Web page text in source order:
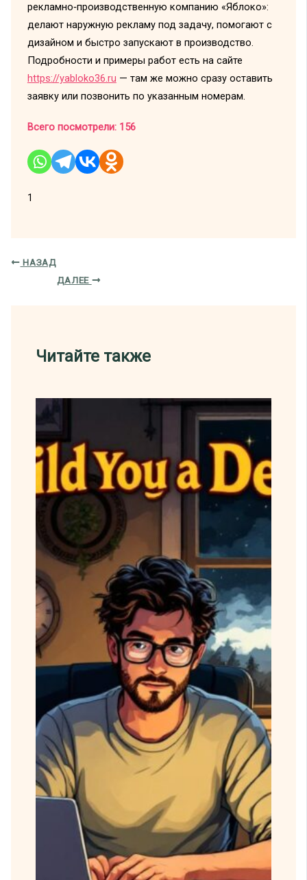
рекламно‑производственную компанию «Яблоко»:
делают наружную рекламу под задачу, помогают с
дизайном и быстро запускают в производство.
Подробности и примеры работ есть на сайте
https://yabloko36.ru — там же можно сразу оставить
заявку или позвонить по указанным номерам.
Всего посмотрели: 156
1
НАЗАД
ДАЛЕЕ
Читайте также